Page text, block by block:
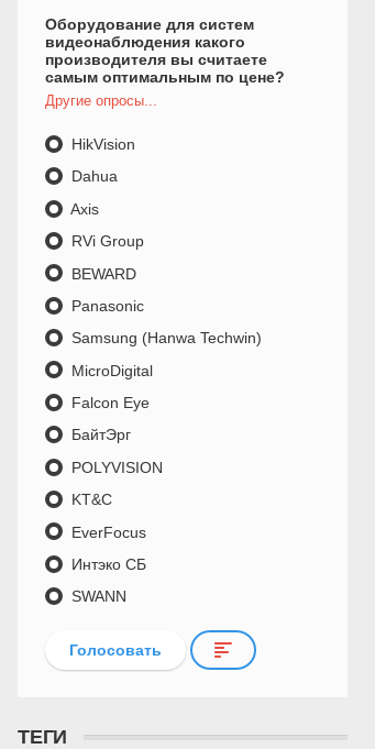
Оборудование для систем
видеонаблюдения какого
производителя вы считаете
самым оптимальным по цене?
Другие опросы...
HikVision
Dahua
Axis
RVi Group
BEWARD
Panasonic
Samsung (Hanwa Techwin)
MicroDigital
Falcon Eye
БайтЭрг
POLYVISION
KT&C
EverFocus
Интэко СБ
SWANN
Голосовать
ТЕГИ